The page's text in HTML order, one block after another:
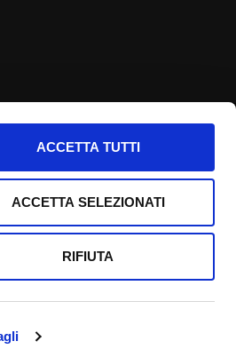
ACCETTA TUTTI
ACCETTA SELEZIONATI
RIFIUTA